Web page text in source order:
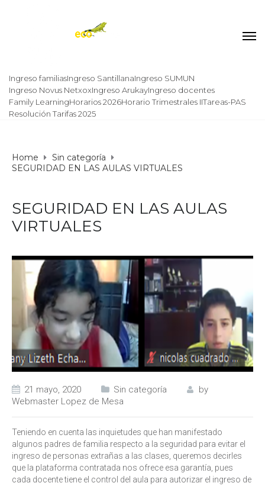
Ingreso familiasIngreso SantillanaIngreso SUMUN
Ingreso Novus NetxoxIngreso ArukayIngreso docentes
Family LearningHorarios 2026Horario Trimestrales IITareas-PAS
Resolución Tarifas 2025
Home
Sin categoría
SEGURIDAD EN LAS AULAS VIRTUALES
SEGURIDAD EN LAS AULAS
VIRTUALES
21 mayo, 2020 Sin categoría
by
Webmaster Lopez de Mesa
Teniendo en cuenta las inquietudes que han manifestado
algunos padres de familia respecto a la seguridad para evitar el
ingreso de personas extrañas a las clases, queremos decirles
que la plataforma contratada nos ofrece esa garantía, pues
cada docente tiene el control del aula para autorizar el ingreso de